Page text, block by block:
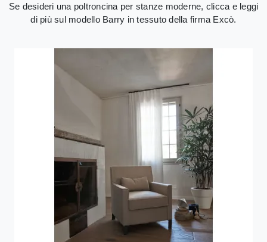
Se desideri una poltroncina per stanze moderne, clicca e leggi
di più sul modello Barry in tessuto della firma Excò.